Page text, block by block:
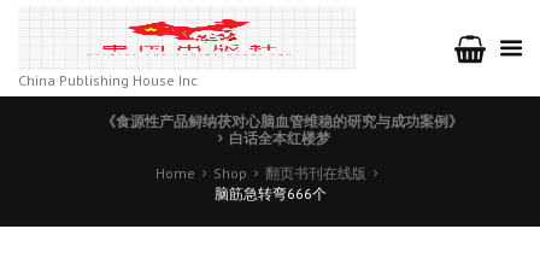
China Publishing House Inc
《食源性产品鲟纳茯对心脑血管维稳的研究与成功案例》
白话全本红楼梦
Home
Shop
翻页书刊在线版
脑筋急转弯666个